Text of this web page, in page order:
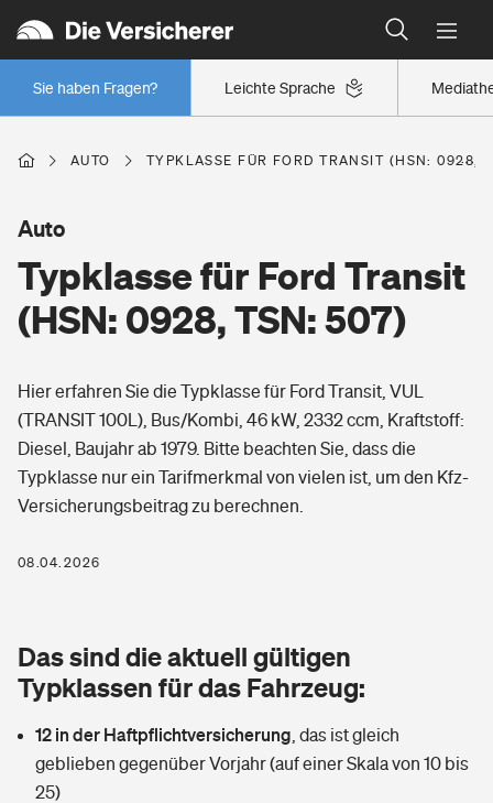
Leichte Sprache
Sie haben Fragen?
Wer versichert was: Jetzt Versicherer finden
Regionalklassen: So ist Ihre Region eingestuft
Wer versichert was: Jetzt Versicherer finden
Berufsunfähigkeitsversicherung
Erwerbsunfähigkeitsversicherung
Grundfähigkeitsversicherung
Arbeitsrechtsschutz
Berufshaftpflichtversicherung
Zur Übersicht
Tools
Wer versichert was: Jetzt Versicherer finden
Wohnen
Elementarversicherung
Glasversicherung
Mietkautionsversicherung
Freizeit
Pri­vate Haft­pflicht­
Kinderunfall­ver­si­che­rung
Kinderinvalidität
Gesundheit
Private Krankenversicherung
Dread-Disease-Versicherung
Tierkrankenversicherung
Zur Übersicht
AUTO TYPKLASSE FÜR FORD TRANSIT (HSN: 0928,
Typklasse für Ford Transit
(HSN: 0928, TSN: 507)
Auto
Hier erfahren Sie die Typklasse für Ford Transit, VUL
(TRANSIT 100L), Bus/Kombi, 46 kW, 2332 ccm, Kraftstoff:
Diesel, Baujahr ab 1979. Bitte beachten Sie, dass die
Typklasse nur ein Tarifmerkmal von vielen ist, um den Kfz-
Versicherungsbeitrag zu berechnen.
08.04.2026
Das sind die aktuell gültigen
Typklassen für das Fahrzeug:
12 in der Haftpflichtversicherung das ist gleich
geblieben gegenüber Vorjahr (auf einer Skala von 10 bis
25)